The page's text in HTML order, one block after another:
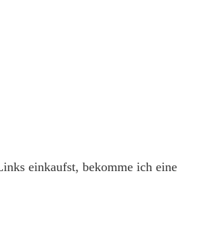
einkaufst, bekomme ich eine